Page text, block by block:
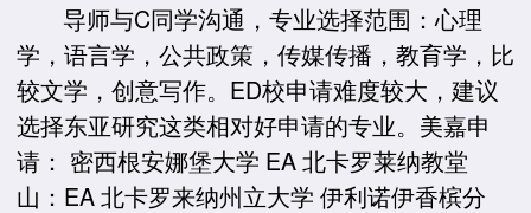
导师与C同学沟通，专业选择范围：心理
学，语言学，公共政策，传媒传播，教育学，比
较文学，创意写作。ED校申请难度较大，建议
选择东亚研究这类相对好申请的专业。美嘉申
请： 密西根安娜堡大学 EA 北卡罗莱纳教堂
山：EA 北卡罗来纳州立大学 伊利诺伊香槟分